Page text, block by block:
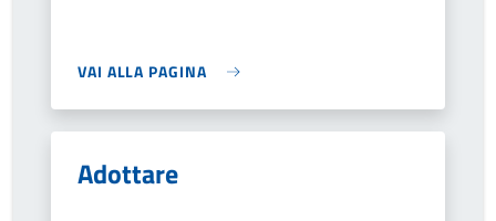
VAI ALLA PAGINA
Adottare